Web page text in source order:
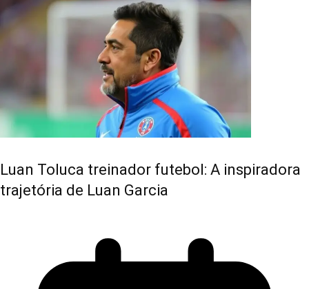
Luan Toluca treinador futebol: A inspiradora
trajetória de Luan Garcia